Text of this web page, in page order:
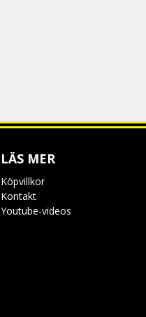
LÄS MER
Köpvillkor
Kontakt
Youtube-videos